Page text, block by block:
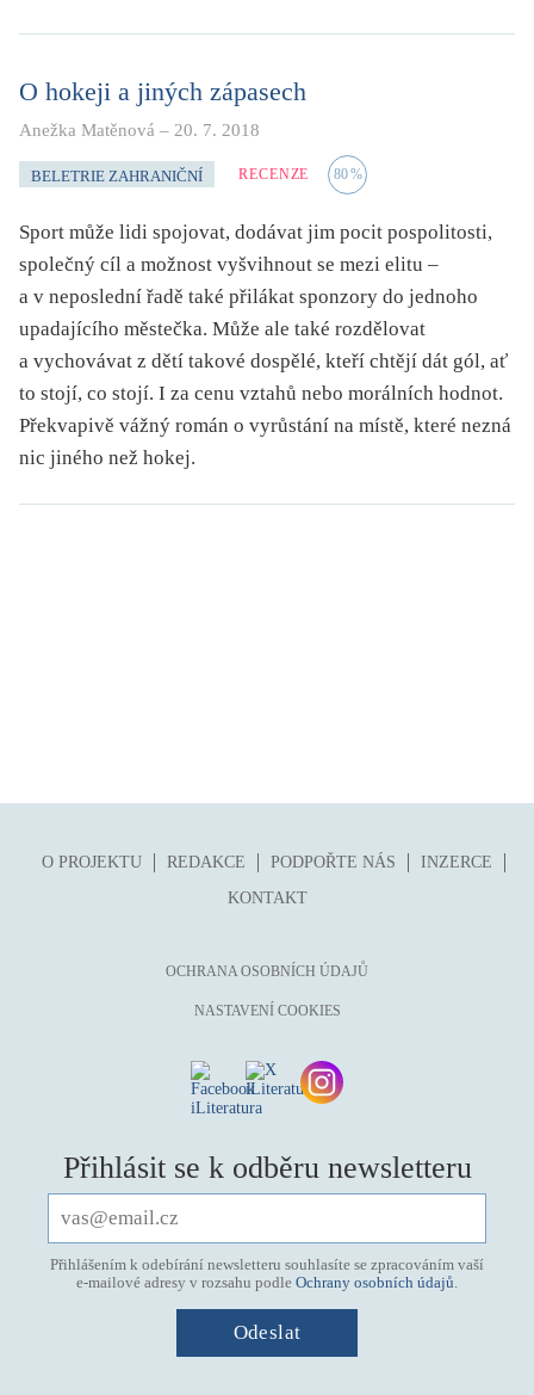
O hokeji a jiných zápasech
Anežka Matěnová – 20. 7. 2018
BELETRIE ZAHRANIČNÍ RECENZE 80%
Sport může lidi spojovat, dodávat jim pocit pospolitosti,
společný cíl a možnost vyšvihnout se mezi elitu –
a v neposlední řadě také přilákat sponzory do jednoho
upadajícího městečka. Může ale také rozdělovat
a vychovávat z dětí takové dospělé, kteří chtějí dát gól, ať
to stojí, co stojí. I za cenu vztahů nebo morálních hodnot.
Překvapivě vážný román o vyrůstání na místě, které nezná
nic jiného než hokej.
O PROJEKTU REDAKCE PODPOŘTE NÁS
INZERCE
KONTAKT
OCHRANA OSOBNÍCH ÚDAJŮ
NASTAVENÍ COOKIES
Přihlásit se k odběru newsletteru
Přihlášením k odebírání newsletteru souhlasíte se zpracováním vaší
e-mailové adresy v rozsahu podle Ochrany osobních údajů